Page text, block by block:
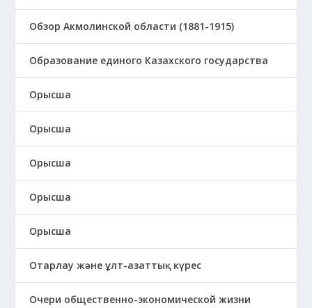
Обзор Акмолинской области (1881-1915)
Образование единого Казахского государства
Орысша
Орысша
Орысша
Орысша
Орысша
Отарлау және ұлт-азаттық күрес
Очери общественно-экономической жизни